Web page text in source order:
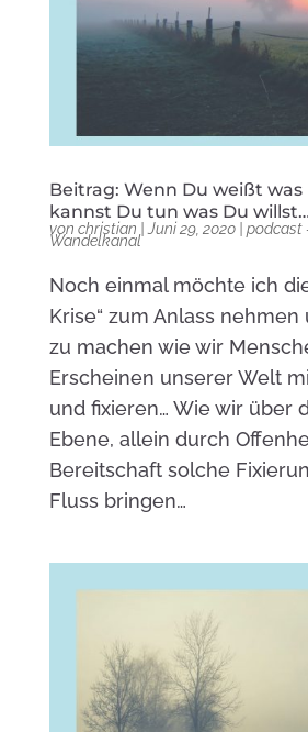
Beitrag: Wenn Du weißt was
kannst Du tun was Du
von christian Juni 29, 2020| podcast
Wandelkanal
Noch einmal möchte ich
Krise“ zum Anlass
zu machen wie wir
Erscheinen unserer Welt
und fixieren… Wie wir über
Ebene, allein durch
Bereitschaft solche
Fluss bringen…